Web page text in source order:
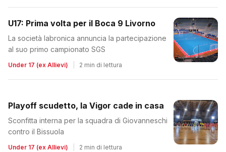
U17: Prima volta per il Boca 9 Livorno
La società labronica annuncia la partecipazione
al suo primo campionato SGS
Under 17 (ex Allievi) 2 min di lettura
Playoff scudetto, la Vigor cade in casa
Sconfitta interna per la squadra di Giovanneschi
contro il Bissuola
Under 17 (ex Allievi) 2 min di lettura